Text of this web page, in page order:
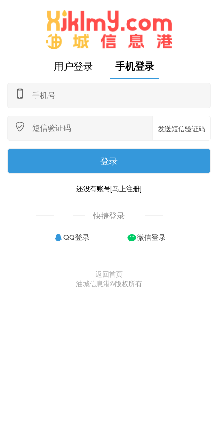
用户登录 手机登录
发送短信验证码
还没有账号[马上注册]
快捷登录
QQ登录 微信登录
返回首页
油城信息港©版权所有